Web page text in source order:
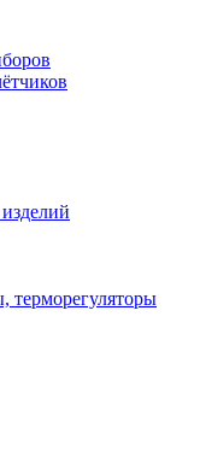
терморегуляторы